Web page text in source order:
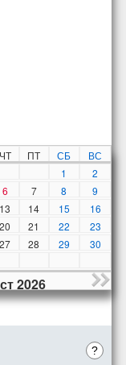
ЧТ ПТ СБ
ВС
1
2
6 7 8
9
13 14 15
16
20 21 22
23
27 28 29
30
2026
?